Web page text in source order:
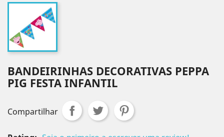
BANDEIRINHAS DECORATIVAS PEPPA
PIG FESTA INFANTIL
Compartilhar